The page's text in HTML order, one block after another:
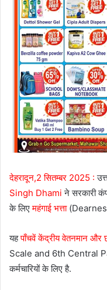
देहरादून,2 सितम्बर 2025 :
Singh Dhami ने सरकारी
के लिएमहंगाई भत्ता
यहपाँचवें केंद्रीय वेतनमान और
Scale and 6th Central
कर्मचारियों के लिए है.